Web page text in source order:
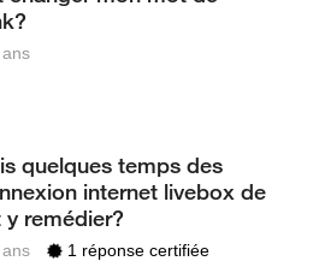
quelques temps des
internet livebox de
remédier?
1 réponse certifiée